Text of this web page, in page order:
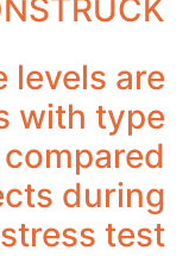
levels are
with type
during
test